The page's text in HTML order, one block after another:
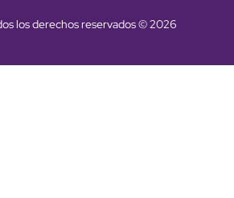
los derechos reservados © 2026